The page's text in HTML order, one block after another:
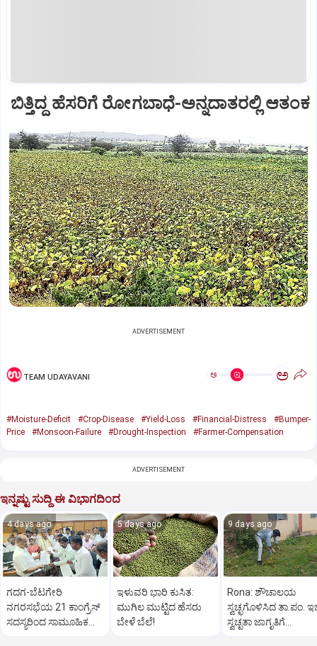
ಬಿತ್ತಿದ್ದ ಹೆಸರಿಗೆ ರೋಗಬಾಧೆ-ಅನ್ನದಾತರಲ್ಲಿ ಆತಂಕ
ADVERTISEMENT
TEAM UDAYAVANI ಅ ಅ
#Moisture-Deficit #Crop-Disease #Yield-Loss #Financial-Distress
#Bumper-
Price
#Monsoon-Failure #Drought-Inspection #Farmer-Compensation
ADVERTISEMENT
ಇನ್ನಷ್ಟು ಸುದ್ದಿ ಈ ವಿಭಾಗದಿಂದ
4 days ago
ಗದಗ-ಬೆಟಗೇರಿ
ನಗರಸಭೆಯ 21 ಕಾಂಗ್ರೆಸ್
ಸದಸ್ಯರಿಂದ ಸಾಮೂಹಿಕ
5 days ago
ಇಳುವರಿ ಭಾರಿ ಕುಸಿತ:
ಮುಗಿಲ ಮುಟ್ಟಿದ ಹೆಸರು
ಬೇಳೆ ಬೆಲೆ!
9 days ago
Rona: ಶೌಚಾಲಯ
ಸ್ವಚ್ಛಗೊಳಿಸಿದ ತಾ.ಪಂ.
ಸ್ವಚ್ಛತಾ ಜಾಗೃತಿಗೆ